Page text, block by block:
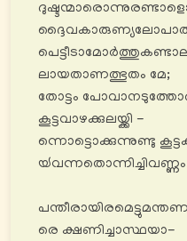
ലായതാണത്ഭുതം മേ;
തോട്ടം
കൂട്ടവാഴക്കുലയ്ക്കി -
ന്നൊട്ടൊക്കുന്നുണ്ടു
രെ ക്ഷണിച്ചാസ്ഥയാ-